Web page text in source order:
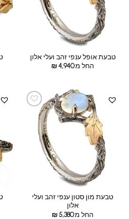
טבעת אופל ענפי זהב ועלי אלון
החל מ:
₪4,940
טבעת מון סטון ענפי זהב ועלי
אלון
החל מ:
₪5,380